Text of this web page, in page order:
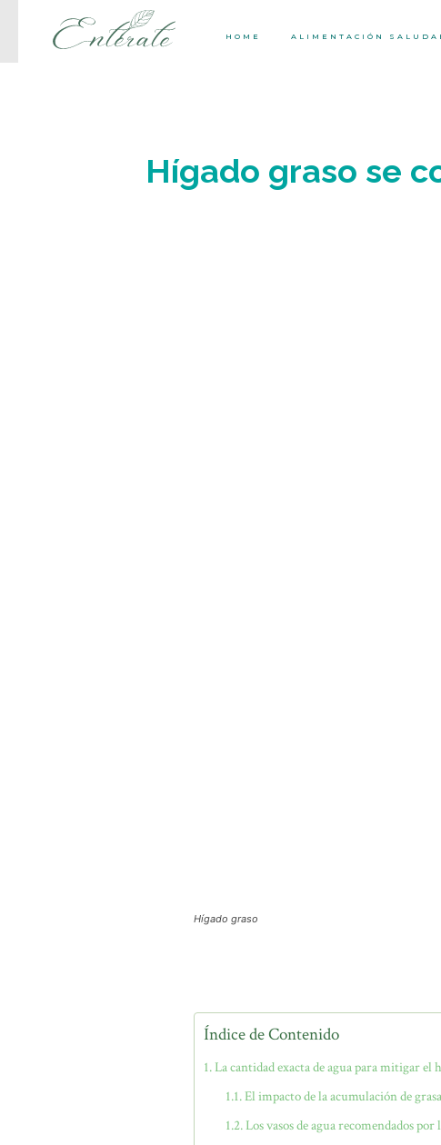
HOME ALIMENTACIÓN
Hígado graso se
Hígado graso
Índice de Contenido
La cantidad exacta de agua para mitigar el
El impacto de la acumulación de
Los vasos de agua recomendados por